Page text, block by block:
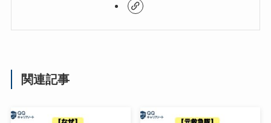
関連記事